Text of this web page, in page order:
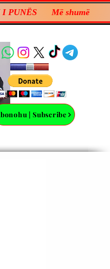
I PUNËS Më shumë
| Subscribe